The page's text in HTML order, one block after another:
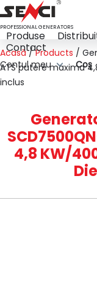
PROFESSIONAL GENERATORS
Produse
Contact
Contul meu Coș
Acasă/Products /
ATS putere maxima
inclus
4,8 KW/